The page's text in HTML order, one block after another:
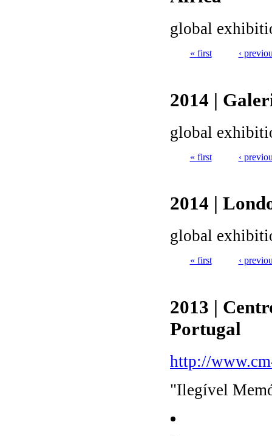
global
« first ‹
2014 |
global
« first ‹
2014 |
global
« first ‹
2013 |
Portugal
http://
"Ilegível